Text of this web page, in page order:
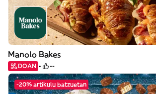
Manolo Bakes
DOAN --
-20% artikulu batzuetan